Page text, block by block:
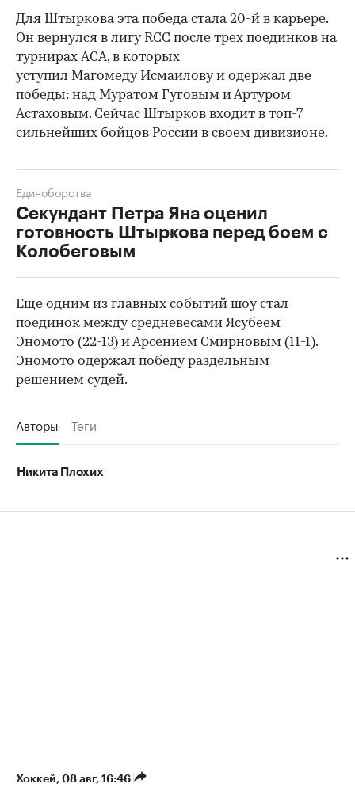
Для Штыркова эта победа стала 20-й в карьере.
Он вернулся в лигу RCC после трех поединков на
турнирах ACA, в которых
уступил Магомеду Исмаилову и одержал две
победы: над Муратом Гуговым и Артуром
Астаховым. Сейчас Штырков входит в топ-7
сильнейших бойцов России в своем дивизионе.
Секундант Петра Яна оценил
готовность Штыркова перед боем с
Колобеговым
Единоборства
Еще одним из главных событий шоу стал
поединок между средневесами Ясубеем
Эномото (22-13) и Арсением Смирновым (11-1).
Эномото одержал победу раздельным
решением судей.
Авторы Теги
Никита Плохих
Хоккей 08 авг, 16:46